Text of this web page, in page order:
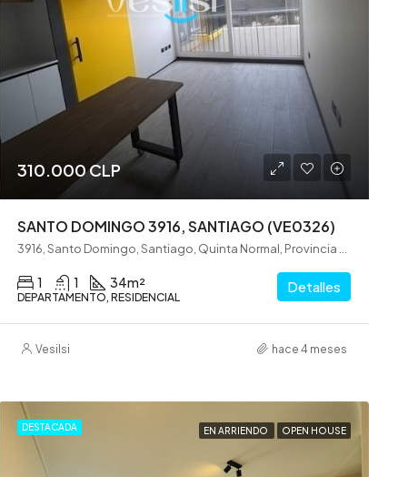
310.000 CLP
SANTO DOMINGO 3916, SANTIAGO (VE0326)
1 1 34m²
DEPARTAMENTO, RESIDENCIAL
Detalles
Vesilsi hace 4 meses
DESTACADA EN ARRIENDO OPEN HOUSE